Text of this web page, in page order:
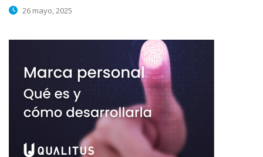
26 mayo, 2025